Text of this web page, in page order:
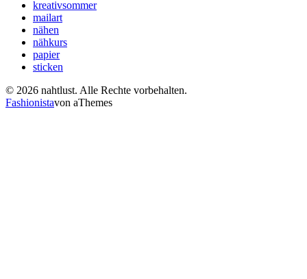
kreativsommer
mailart
nähen
nähkurs
papier
sticken
© 2026 nahtlust. Alle Rechte vorbehalten.
Fashionistavon aThemes